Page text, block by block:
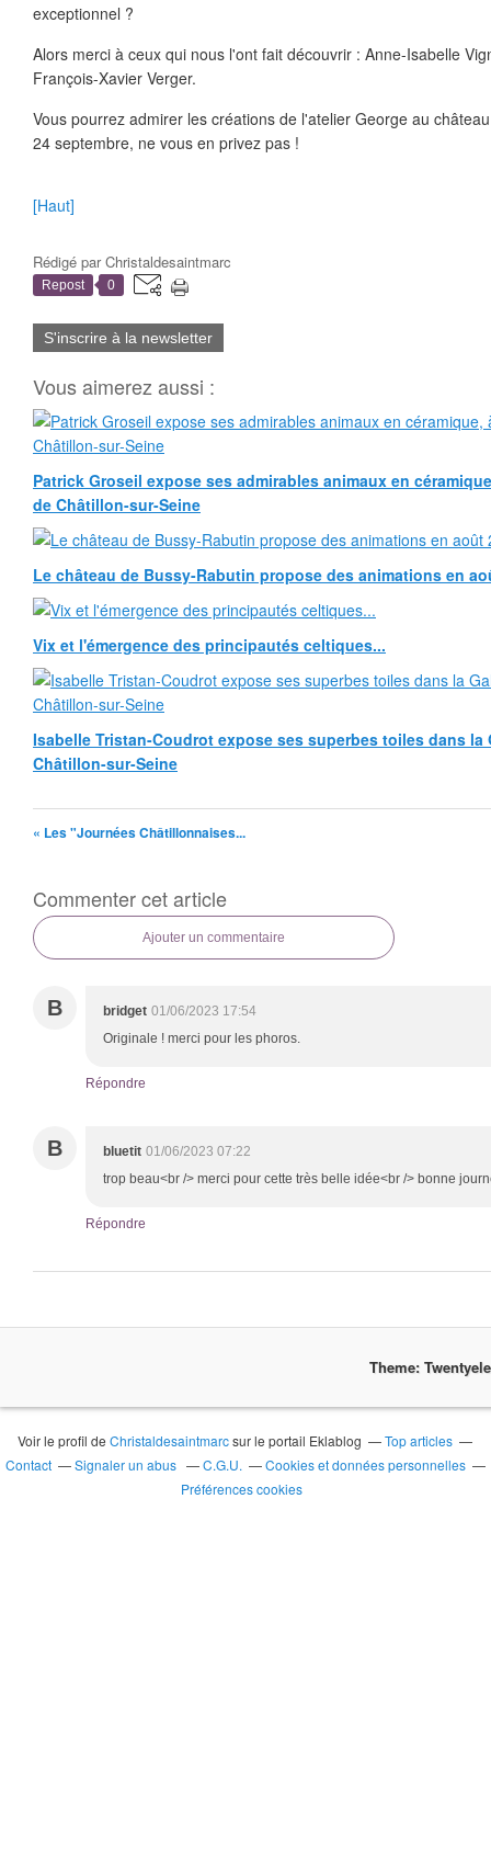
exceptionnel ?
Alors merci à ceux qui nous l'ont fait découvrir : Anne-Isabelle
François-Xavier Verger.
Vous pourrez admirer les créations de l'atelier George au
24 septembre, ne vous en privez pas !
[Haut]
Rédigé parChristaldesaintmarc
Repost 0
S'inscrire à la newsletter
Vous aimerez aussi :
Patrick Groseil expose ses admirables animaux en
de Châtillon-sur-Seine
Le château de Bussy-Rabutin propose des animations en
Vix et l'émergence des principautés celtiques...
Isabelle Tristan-Coudrot expose ses superbes toiles dans la
Châtillon-sur-Seine
« Les "Journées Châtillonnaises...
Commenter cet article
Ajouter un commentaire
B bridget 01/06/2023 17:54
Originale ! merci pour les phoros.
Répondre
B bluetit 01/06/2023 07:22
trop beau<br /> merci pour cette très belle idée<br /> bonne
Répondre
Theme:
Voir le profil deChristaldesaintmarcsur le portail Eklablog
Top articles
Contact
Signaler un abus C.G.U.
Cookies et données personnelles
Préférences cookies